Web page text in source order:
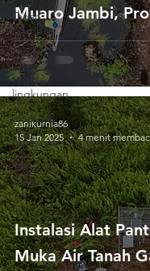
Tanah
Gambut
CEMS
regulasi
lingkungan
air tanah
Air Tanah
Siklus Air
Tanah
Muaro Jambi,
Instalasi Alat
Muka Air Tanah
zanikurnia86
15 Jan 2025
4 menit